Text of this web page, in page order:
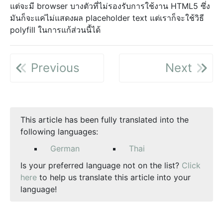
แต่จะมี browser บางตัวที่ไม่รองรับการใช้งาน HTML5 ซึ่ง
มันก็จะแค่ไม่แสดงผล placeholder text แต่เราก็จะใช้วิธี
polyfill ในการแก้ส่วนนี้ได้
Previous Next
This article has been fully translated into the
following languages:
German
Thai
Is your preferred language not on the list? Click
here to help us translate this article into your
language!